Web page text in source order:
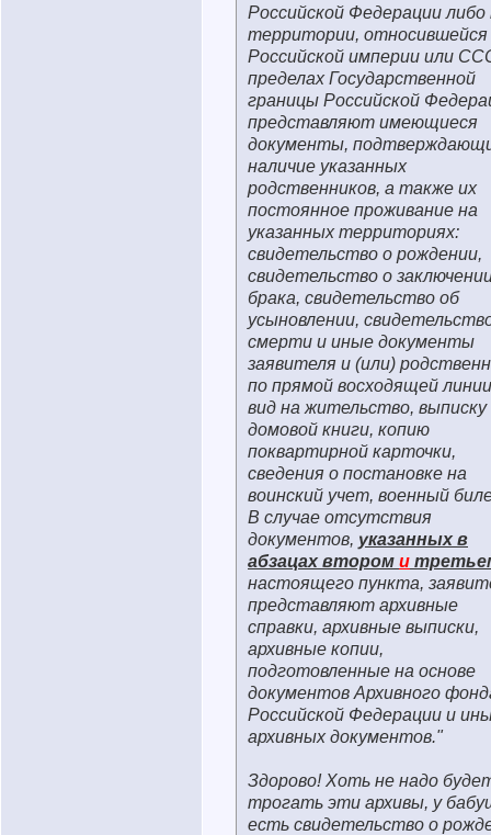
Российской Федерации либо
территории, относившейся
Российской империи или
пределах Государственной
границы Российской
представляют имеющиеся
документы,
наличие указанных
родственников, а также их
постоянное проживание на
указанных территориях:
свидетельство о рождении,
свидетельство о
брака, свидетельство об
усыновлении,
смерти и иные документы
заявителя и (или)
по прямой восходящей
вид на жительство, выписку
домовой книги, копию
поквартирной карточки,
сведения о постановке на
воинский учет, военный
В случае отсутствия
документов, указанных в
абзацах втором и
настоящего пункта,
представляют архивные
справки, архивные выписки,
архивные копии,
подготовленные на основе
документов Архивного
Российской Федерации и
архивных документов."
Здорово! Хоть не надо
трогать эти архивы, у
есть свидетельство о